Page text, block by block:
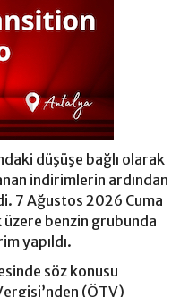
düşüşe bağlı olarak
indirimlerin ardından
7 Ağustos 2026 Cuma
benzin grubunda
yapıldı.
söz konusu
(ÖTV)